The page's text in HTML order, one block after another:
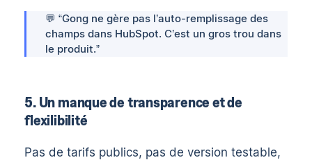
💬 “Gong ne gère pas l’auto-remplissage des
champs dans HubSpot. C’est un gros trou dans
le produit.”
5. Un manque de transparence et de
flexilibilité
Pas de tarifs publics, pas de version testable,